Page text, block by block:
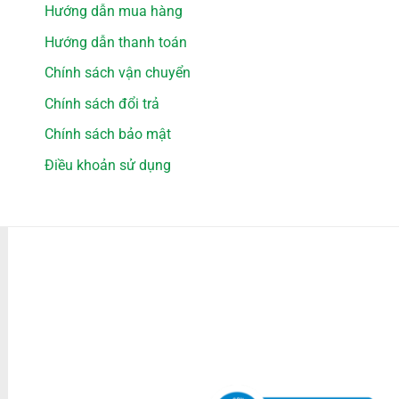
Hướng dẫn mua hàng
Hướng dẫn thanh toán
Chính sách vận chuyển
Chính sách đổi trả
Chính sách bảo mật
Điều khoản sử dụng